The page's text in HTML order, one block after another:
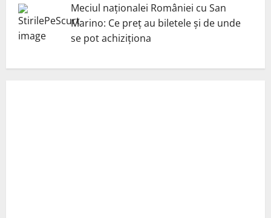
Meciul naționalei României cu San
Marino: Ce preț au biletele și de unde
se pot achiziționa